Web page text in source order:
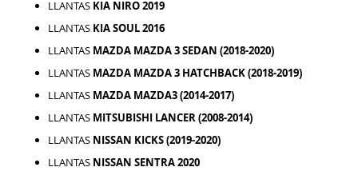
LLANTAS KIA NIRO 2019
LLANTAS KIA SOUL 2016
LLANTAS MAZDA MAZDA 3 SEDAN (2018-2020)
LLANTAS MAZDA MAZDA 3 HATCHBACK (2018-2019)
LLANTAS MAZDA MAZDA3 (2014-2017)
LLANTAS MITSUBISHI LANCER (2008-2014)
LLANTAS NISSAN KICKS (2019-2020)
LLANTAS NISSAN SENTRA 2020